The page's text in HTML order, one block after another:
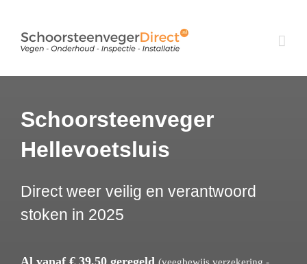
inhoud
Schoorsteenveger
Hellevoetsluis
Direct weer veilig en verantwoord
stoken in 2025